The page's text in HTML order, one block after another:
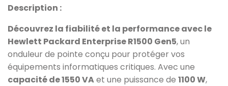
Description :
Découvrez la fiabilité et la performance avec le
Hewlett Packard Enterprise R1500 Gen5, un
onduleur de pointe conçu pour protéger vos
équipements informatiques critiques. Avec une
capacité de 1550 VAet une puissance de 1100 W,